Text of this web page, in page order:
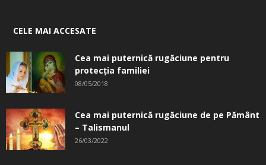
CELE MAI ACCESATE
Cea mai puternică rugăciune pentru
protecția familiei
08/05/2018
Cea mai puternică rugăciune de pe Pământ
– Talismanul
26/03/2022